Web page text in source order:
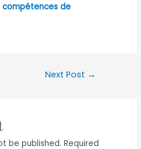
compétences de
Next Post →
be published. Required